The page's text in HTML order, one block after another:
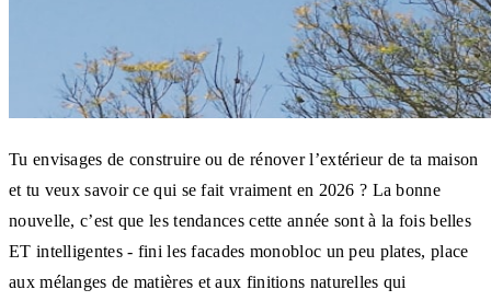
Tu envisages de construire ou de rénover l’extérieur de ta maison
et tu veux savoir ce qui se fait vraiment en 2026 ? La bonne
nouvelle, c’est que les tendances cette année sont à la fois belles
ET intelligentes - fini les facades monobloc un peu plates, place
aux mélanges de matières et aux finitions naturelles qui